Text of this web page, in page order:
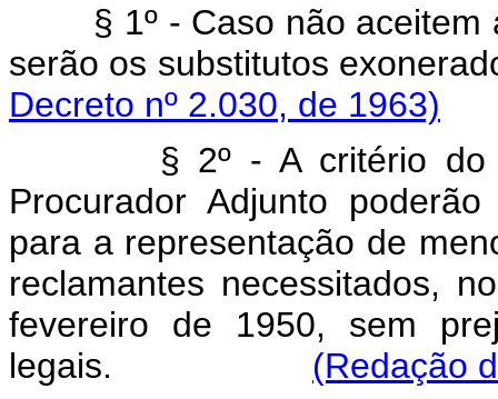
§ 1º - Caso não aceitem a
serão os substitutos
Decreto nº 2.030, de 1963)
§ 2º - A critério do
Procurador Adjunto
para a representação de
reclamantes necessitados,
fevereiro de 1950, sem
legais. (Redação